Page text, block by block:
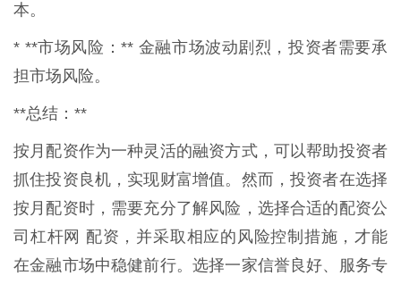
本。
* **市场风险：** 金融市场波动剧烈，投资者需要承
担市场风险。
**总结：**
按月配资作为一种灵活的融资方式，可以帮助投资者
抓住投资良机，实现财富增值。然而，投资者在选择
按月配资时，需要充分了解风险，选择合适的配资公
司杠杆网 配资，并采取相应的风险控制措施，才能
在金融市场中稳健前行。选择一家信誉良好、服务专